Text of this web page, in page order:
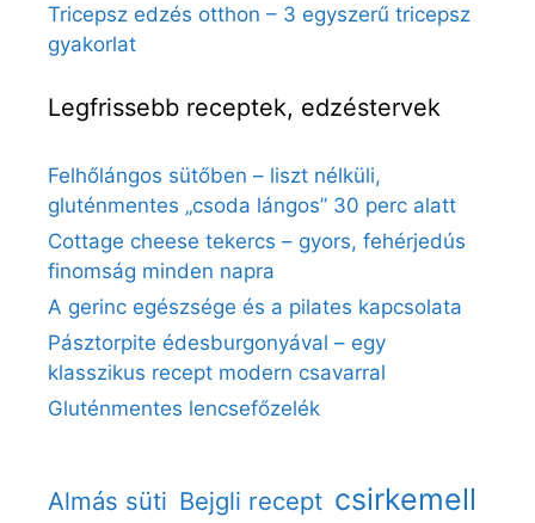
Tricepsz edzés otthon – 3 egyszerű tricepsz
gyakorlat
Legfrissebb receptek, edzéstervek
Felhőlángos sütőben – liszt nélküli,
gluténmentes „csoda lángos” 30 perc alatt
Cottage cheese tekercs – gyors, fehérjedús
finomság minden napra
A gerinc egészsége és a pilates kapcsolata
Pásztorpite édesburgonyával – egy
klasszikus recept modern csavarral
Gluténmentes lencsefőzelék
Almás süti Bejgli recept csirkemell